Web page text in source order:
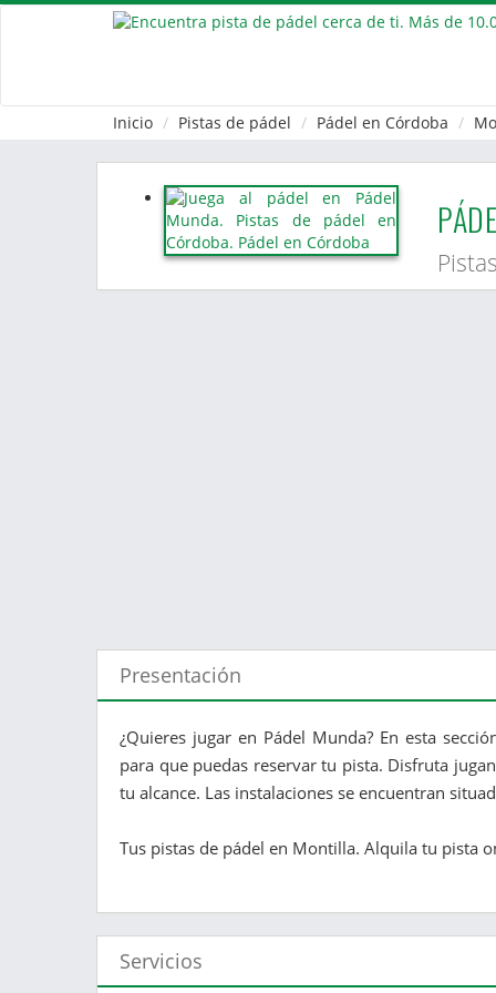
Inicio Pistas de pádel Pádel en Córdoba
Presentación
¿Quieres jugar en Pádel Munda? En esta
para que puedas reservar tu pista. Disfruta
tu alcance. Las instalaciones se encuentran
Tus pistas de pádel en Montilla. Alquila tu pista
Servicios